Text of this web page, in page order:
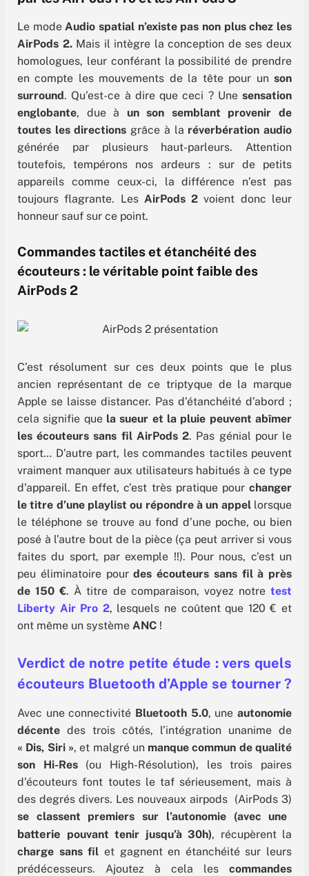
Le mode Audio spatial n’existe pas non plus chez les
AirPods 2. Mais il intègre la conception de ses deux
homologues, leur conférant la possibilité de prendre
en compte les mouvements de la tête pour un son
surround. Qu’est-ce à dire que ceci ? Unesensation
englobante, due à un son semblant provenir de
toutes les directions grâce à la réverbération audio
générée par plusieurs haut-parleurs. Attention
toutefois, tempérons nos ardeurs : sur de petits
appareils comme ceux-ci, la différence n’est pas
toujours flagrante. Les AirPods 2 voient donc leur
honneur sauf sur ce point.
Commandes tactiles et étanchéité des
écouteurs : le véritable point faible des
AirPods 2
C’est résolument sur ces deux points que le plus
ancien représentant de ce triptyque de la marque
Apple se laisse distancer. Pas d’étanchéité d’abord ;
cela signifie quela sueur et la pluie peuvent abîmer
les écouteurs sans fil AirPods 2. Pas génial pour le
sport… D’autre part, les commandes tactiles peuvent
vraiment manquer aux utilisateurs habitués à ce type
d’appareil. En effet, c’est très pratique pour changer
le titre d’une playlist ou répondre à un appellorsque
le téléphone se trouve au fond d’une poche, ou bien
posé à l’autre bout de la pièce (ça peut arriver si vous
faites du sport, par exemple !!). Pour nous, c’est un
peu éliminatoire pourdes écouteurs sans fil à près
de 150 €. À titre de comparaison, voyez notretest
Liberty Air Pro 2, lesquels ne coûtent que 120 € et
ont même un système ANC !
Verdict de notre petite étude : vers quels
écouteurs Bluetooth d’Apple se tourner ?
Avec une connectivité Bluetooth 5.0, uneautonomie
décente des trois côtés, l’intégration unanime de
« Dis, Siri », et malgré un manque commun de qualité
son Hi-Res(ou High-Résolution), les trois paires
d’écouteurs font toutes le taf sérieusement, mais à
des degrés divers. Les nouveaux airpods (AirPods 3)
se classent premiers sur l’autonomie (avec une
batterie pouvant tenir jusqu’à 30h), récupèrent la
charge sans fil et gagnent en étanchéité sur leurs
prédécesseurs. Ajoutez à cela les commandes